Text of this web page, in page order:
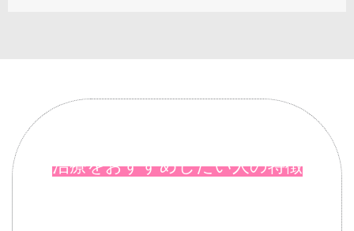
治療をおすすめしたい人の特徴